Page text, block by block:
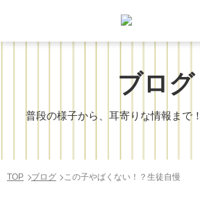
ブログ
普段の様子から、耳寄りな情報まで
TOP ブログ この子やばくない！？生徒自慢